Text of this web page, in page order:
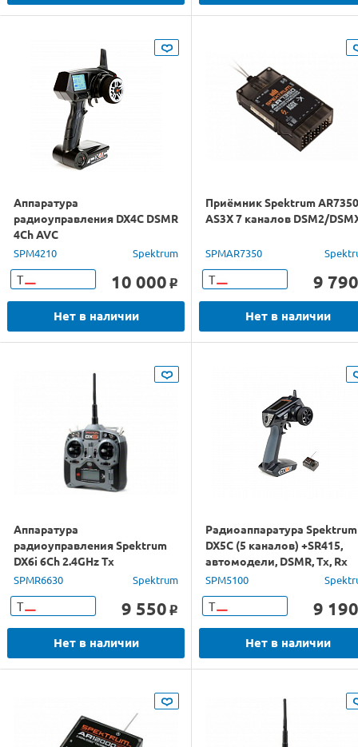
Аппаратура
радиоуправления DX4C DSMR
4Ch AVC
SPM4210 Spektrum
Т 10 000 o
Нет в наличии
Приёмник Spektrum AR7350
AS3X 7 каналов DSM2/
SPMAR7350
Т 9 790
Нет в наличии
Аппаратура
радиоуправления Spektrum
DX6i 6Ch 2.4GHz Tx
SPMR6630 Spektrum
Т 9 550 o
Нет в наличии
Радиоаппаратура Spektrum
DX5C (5 каналов) +SR415,
автомодели, DSMR, Tx, Rx
SPM5100
Т 9 190
Нет в наличии